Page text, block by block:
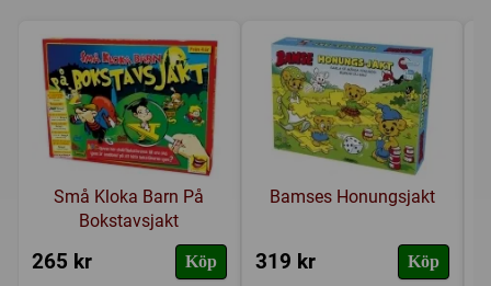
Försälj. rank:11903/18137
Små Kloka Barn På
Bokstavsjakt
265 kr Köp
Bamses Honungsjakt
319 kr Köp